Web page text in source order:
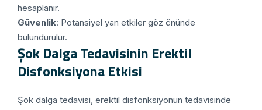
hesaplanır.
Güvenlik: Potansiyel yan etkiler göz önünde
bulundurulur.
Şok Dalga Tedavisinin Erektil
Disfonksiyona Etkisi
Şok dalga tedavisi, erektil disfonksiyonun tedavisinde